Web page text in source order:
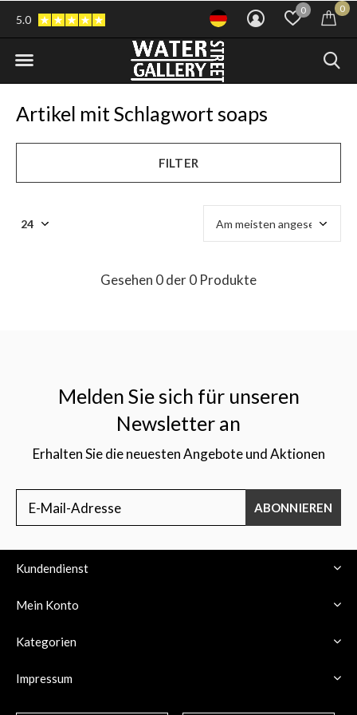
0 0
5.0
Artikel mit Schlagwort soaps
FILTER
Gesehen 0 der 0 Produkte
Melden Sie sich für unseren
Newsletter an
Erhalten Sie die neuesten Angebote und Aktionen
ABONNIEREN
Kundendienst
Mein Konto
Kategorien
Impressum